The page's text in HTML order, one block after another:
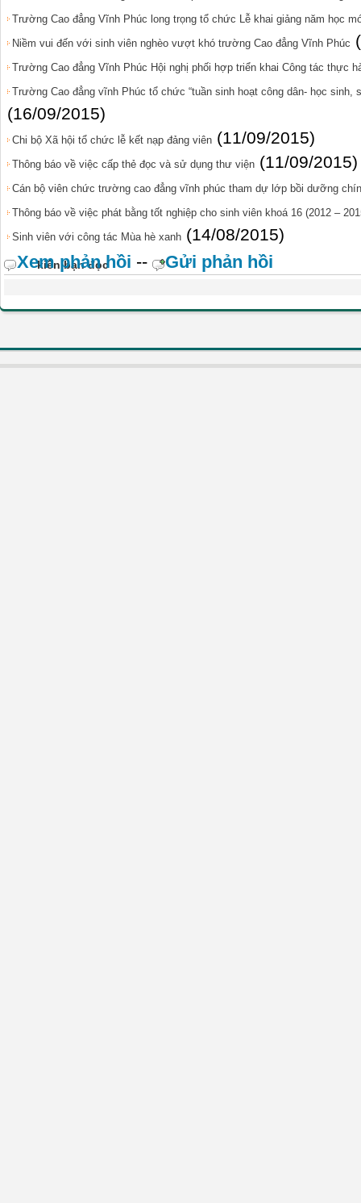
Trường Cao đẳng Vĩnh Phúc long trọng tổ chức Lễ khai giảng năm học
Niềm vui đến với sinh viên nghèo vượt khó trường Cao đẳng Vĩnh Phúc
Trường Cao đẳng Vĩnh Phúc Hội nghị phối hợp triển khai Công tác thực
Trường Cao đẳng vĩnh Phúc tổ chức “tuần sinh hoạt công dân- học sinh,
(16/09/2015)
Chi bộ Xã hội tổ chức lễ kết nạp đảng viên (11/09/2015)
Thông báo về việc cấp thẻ đọc và sử dụng thư viện (11/09/2015)
Cán bộ viên chức trường cao đẳng vĩnh phúc tham dự lớp bồi dưỡng
Thông báo về việc phát bằng tốt nghiệp cho sinh viên khoá 16 (2012 –
Sinh viên với công tác Mùa hè xanh (14/08/2015)
kiến bạn đọc
Xem phản hồi -- Gửi phản hồi